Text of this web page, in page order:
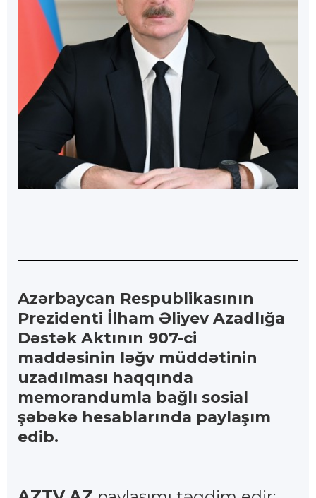
Azərbaycan Respublikasının
Prezidenti İlham Əliyev Azadlığa
Dəstək Aktının 907-ci
maddəsinin ləğv müddətinin
uzadılması haqqında
memorandumla bağlı sosial
şəbəkə hesablarında paylaşım
edib.